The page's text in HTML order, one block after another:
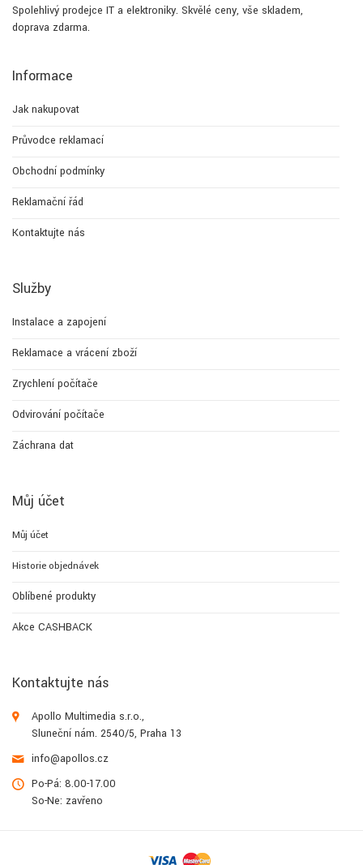
Spolehlivý prodejce IT a elektroniky. Skvělé ceny, vše skladem,
doprava zdarma.
Informace
Jak nakupovat
Průvodce reklamací
Obchodní podmínky
Reklamační řád
Kontaktujte nás
Služby
Instalace a zapojení
Reklamace a vrácení zboží
Zrychlení počítače
Odvirování počítače
Záchrana dat
Můj účet
Můj účet
Historie objednávek
Oblíbené produkty
Akce CASHBACK
Kontaktujte nás
Apollo Multimedia s.r.o.,
Sluneční nám. 2540/5, Praha 13
info@apollos.cz
Po-Pá: 8.00-17.00
So-Ne: zavřeno